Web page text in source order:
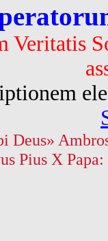
Veritatis
Deus»
Pius X Papa: